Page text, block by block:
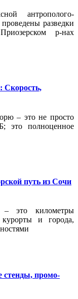
антрополого-
разведки
р-нах
Скорость,
– это не просто
это полноценное
путь из Сочи
– это километры
и города,
стенды, промо-